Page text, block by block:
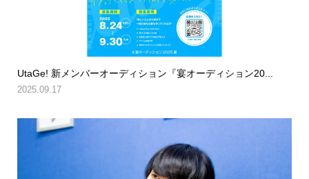
UtaGe! 新メンバーオーディション『宴オーディション20...
2025.09.17